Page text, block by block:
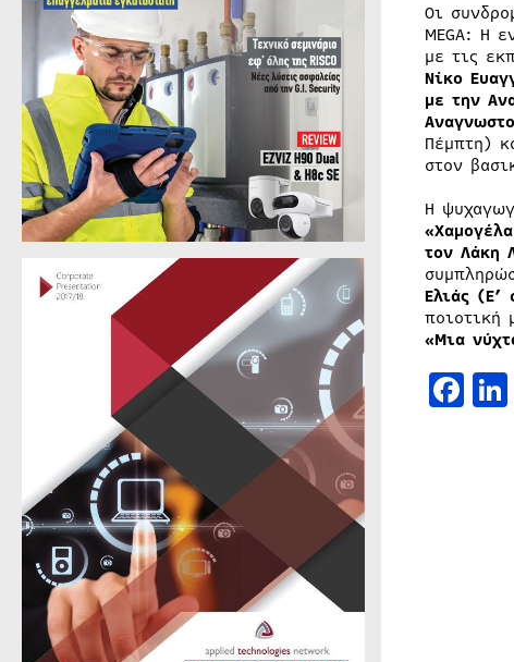
Οι
ΜΕGA: Η
με τις
Νίκο
με την
Πέμπτη)
στον
Η
τον Λάκη
Ελιάς (Ε’
ποιοτική
«Μια